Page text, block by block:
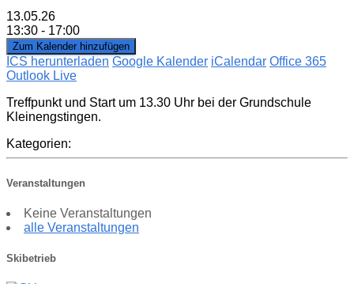
13.05.26
13:30 - 17:00
Zum Kalender hinzufügen
ICS herunterladen Google Kalender iCalendar Office 365
Outlook Live
Treffpunkt und Start um 13.30 Uhr bei der Grundschule
Kleinengstingen.
Kategorien:
Veranstaltungen
Keine Veranstaltungen
alle Veranstaltungen
Skibetrieb